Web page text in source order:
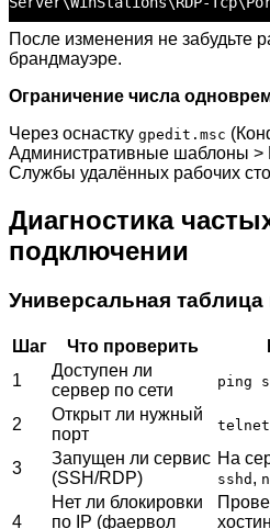
После изменения не забудьте
брандмауэре.
Ограничение числа
Через оснастку gpedit.msc
Административные шаблоны >
Службы удалённых рабочих
Диагностика
подключении
Универсальная
Шаг Что проверить
1
Доступен ли
сервер по сети
ping
2
Открыт ли нужный
порт
3
Запущен ли сервис
(SSH/RDP)
На
sshd ,
4
Нет ли блокировки
по IP (фаервол